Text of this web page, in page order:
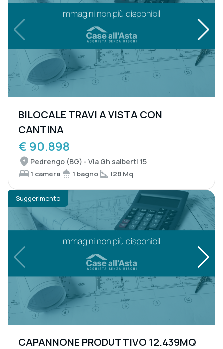
BILOCALE TRAVI A VISTA CON
CANTINA
€ 90.898
Pedrengo (BG) - Via Ghisalberti 15
1 camera
1 bagno 128 Mq
Suggerimento
CAPANNONE PRODUTTIVO 12.439MQ